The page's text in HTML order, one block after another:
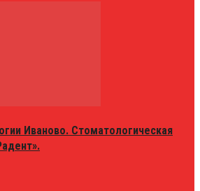
Иваново. Стоматологическая